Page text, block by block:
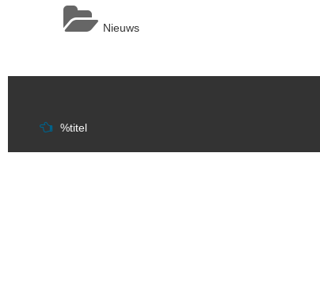
Nieuws
Berichtnavigatie
%titel